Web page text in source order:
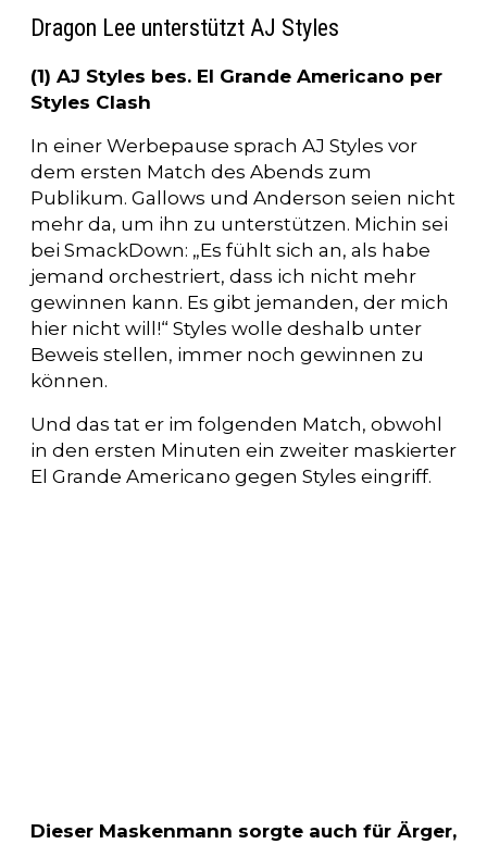
Dragon Lee unterstützt AJ Styles
(1) AJ Styles bes. El Grande Americano per
Styles Clash
In einer Werbepause sprach AJ Styles vor
dem ersten Match des Abends zum
Publikum. Gallows und Anderson seien nicht
mehr da, um ihn zu unterstützen. Michin sei
bei SmackDown: „Es fühlt sich an, als habe
jemand orchestriert, dass ich nicht mehr
gewinnen kann. Es gibt jemanden, der mich
hier nicht will!“ Styles wolle deshalb unter
Beweis stellen, immer noch gewinnen zu
können.
Und das tat er im folgenden Match, obwohl
in den ersten Minuten ein zweiter maskierter
El Grande Americano gegen Styles eingriff.
Dieser Maskenmann sorgte auch für Ärger,